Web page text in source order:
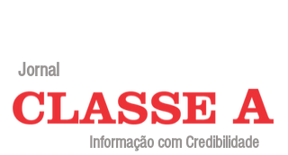
Jornal
Informação com Credibilidade